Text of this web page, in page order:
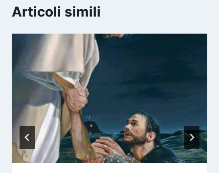
Articoli simili